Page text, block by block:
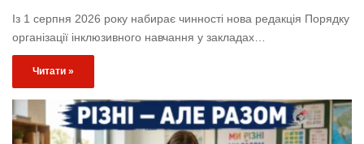
Із 1 серпня 2026 року набирає чинності нова редакція Порядку
організації інклюзивного навчання у закладах…
Читати »